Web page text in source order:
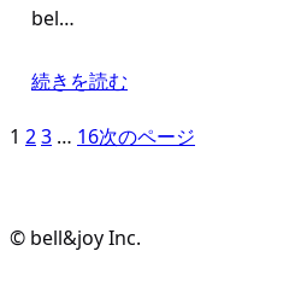
bel…
続きを読む
1 23 … 16次のページ
© bell&joy Inc.